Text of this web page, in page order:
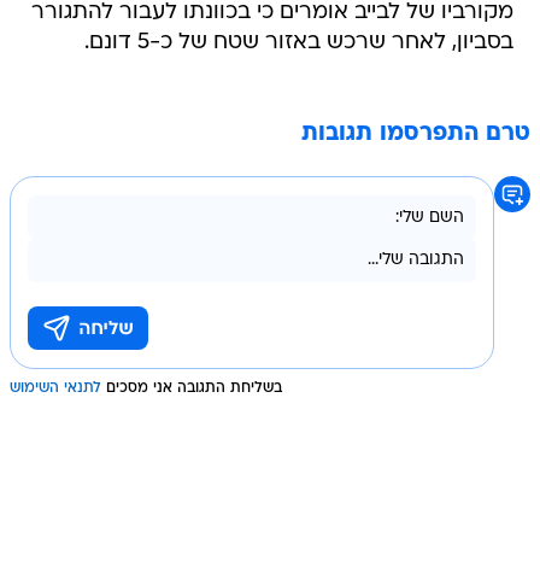
מקורביו של לבייב אומרים כי בכוונתו לעבור להתגורר
בסביון, לאחר שרכש באזור שטח של כ-5 דונם.
טרם התפרסמו תגובות
בשליחת התגובה אני מסכים לתנאי השימוש